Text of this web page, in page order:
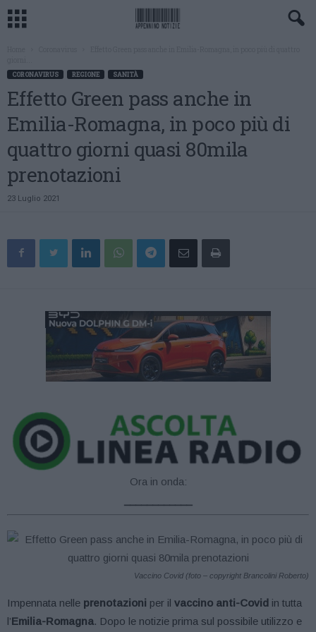
CORONAVIRUS REGIONE SANITÀ
Effetto Green pass anche in
Emilia-Romagna, in poco più di
quattro giorni quasi 80mila
prenotazioni
23 Luglio 2021
Ora in onda:
Vaccino Covid (foto – copyright Brancolini Roberto)
Impennata nelle prenotazioni per il vaccino anti-Covid in tutta
l’ Emilia-Romagna. Dopo le notizie prima sul possibile utilizzo e